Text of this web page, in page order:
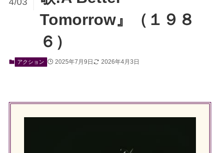
Tomorrow』（１９８
６）
アクション 2025年7月9日 2026年4月3日